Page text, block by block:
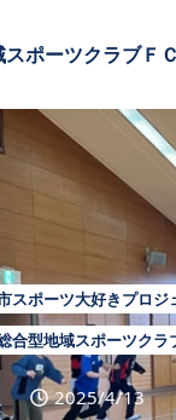
スポーツクラブＦ
スポーツ大好きプロジ
合型地域スポーツクラ
2025/4/13